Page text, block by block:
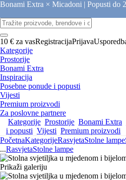
Bonami Extra × Micadoni | Popusti do
10 € za vasRegistracijaPrijava
Kategorije
Prostorije
Bonami Extra
Inspiracija
Posebne ponude i popusti
Vijesti
Premium proizvodi
Za poslovne partnere
Kategorije Prostorije Bonami Extra
i popusti Vijesti Premium proizvodi
PočetnaKategorijeRasvjetaStolne lampe
...RasvjetaStolne lampe
Prikaži galeriju